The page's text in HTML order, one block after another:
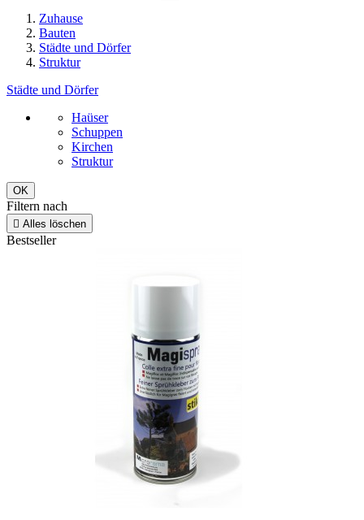
Zuhause
Bauten
Städte und Dörfer
Struktur
Städte und Dörfer
Haüser
Schuppen
Kirchen
Struktur
OK
Filtern nach
 Alles löschen
Bestseller